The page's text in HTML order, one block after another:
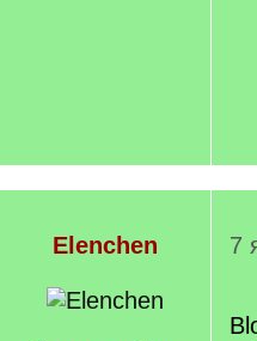
Elenchen 7